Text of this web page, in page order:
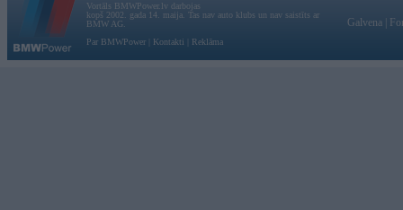
Vortāls BMWPower.lv darbojas
kopš 2002. gada 14. maija. Tas nav auto klubs un nav saistīts ar
BMW AG.
Par BMWPower
Kontakti Reklāma
Galvena